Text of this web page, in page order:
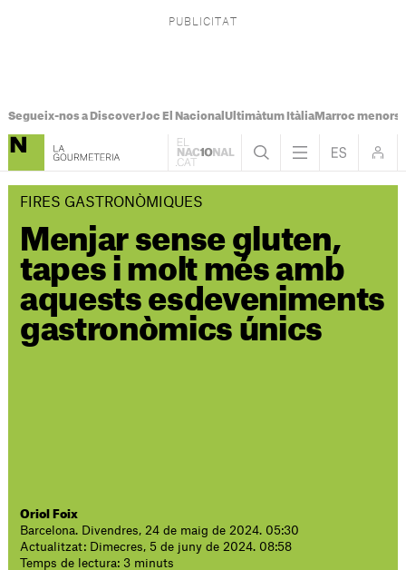
Segueix-nos a DiscoverJoc El Nacional Ultimàtum ItàliaMarroc menors
FIRES GASTRONÒMIQUES
Menjar sense gluten,
tapes i molt més amb
aquests esdeveniments
gastronòmics únics
Oriol Foix
Barcelona. Divendres, 24 de maig de 2024. 05:30
Actualitzat: Dimecres, 5 de juny de 2024. 08:58
Temps de lectura: 3 minuts